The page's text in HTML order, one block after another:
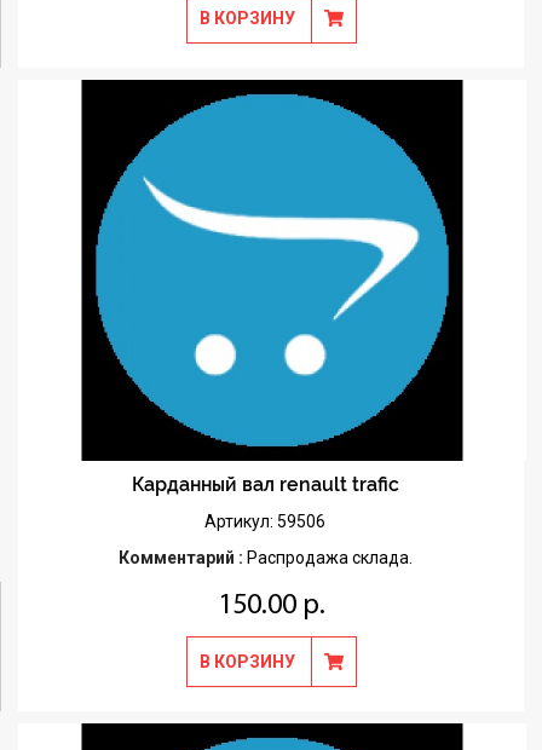
В КОРЗИНУ
Карданный вал renault trafic
Артикул: 59506
Комментарий : Распродажа склада.
150.00 р.
В КОРЗИНУ